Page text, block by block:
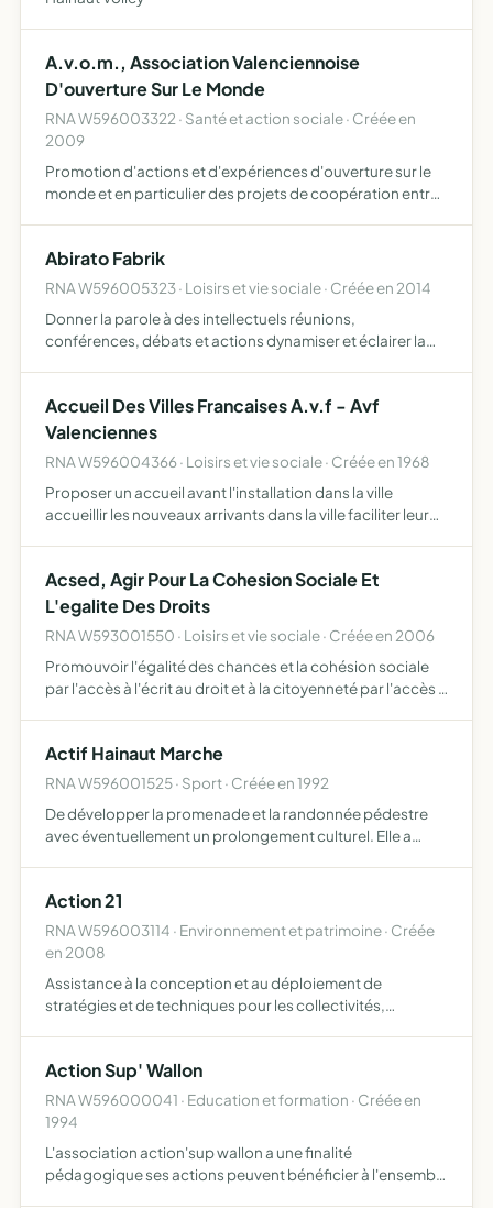
A.v.o.m., Association Valenciennoise
D'ouverture Sur Le Monde
RNA W596003322 · Santé et action sociale · Créée en
2009
Promotion d'actions et d'expériences d'ouverture sur le
monde et en particulier des projets de coopération entre
Abirato Fabrik
RNA W596005323 · Loisirs et vie sociale · Créée en 2014
Donner la parole à des intellectuels réunions,
conférences, débats et actions dynamiser et éclairer la
Accueil Des Villes Francaises A.v.f - Avf
Valenciennes
RNA W596004366 · Loisirs et vie sociale · Créée en 1968
Proposer un accueil avant l'installation dans la ville
accueillir les nouveaux arrivants dans la ville faciliter leur
Acsed, Agir Pour La Cohesion Sociale Et
L'egalite Des Droits
RNA W593001550 · Loisirs et vie sociale · Créée en 2006
Promouvoir l'égalité des chances et la cohésion sociale
par l'accès à l'écrit au droit et à la citoyenneté par l'accès à
Actif Hainaut Marche
RNA W596001525 · Sport · Créée en 1992
De développer la promenade et la randonnée pédestre
avec éventuellement un prolongement culturel. Elle a
randonné…
Action 21
RNA W596003114 · Environnement et patrimoine · Créée
en 2008
Assistance à la conception et au déploiement de
stratégies et de techniques pour les collectivités,
développement dur…
Action Sup' Wallon
RNA W596000041 · Education et formation · Créée en
1994
L'association action'sup wallon a une finalité
pédagogique ses actions peuvent bénéficier à l'ensemble